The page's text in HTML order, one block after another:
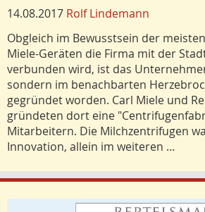
14.08.2017 Rolf Lindemann
Obgleich im Bewusstsein der
Miele-Geräten die Firma mit der
verbunden wird, ist das
sondern im benachbarten
gegründet worden. Carl Miele und
gründeten dort eine
Mitarbeitern. Die Milchzentrifugen
Innovation, allein im weiteren …